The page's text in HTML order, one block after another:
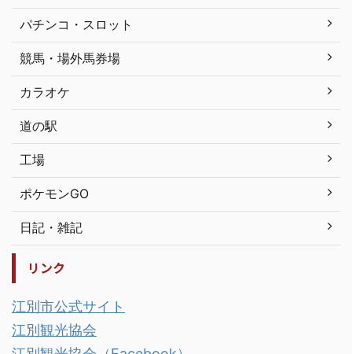
パチンコ・スロット
競馬・場外馬券場
カラオケ
道の駅
工場
ポケモンGO
日記・雑記
リンク
江別市公式サイト
江別観光協会